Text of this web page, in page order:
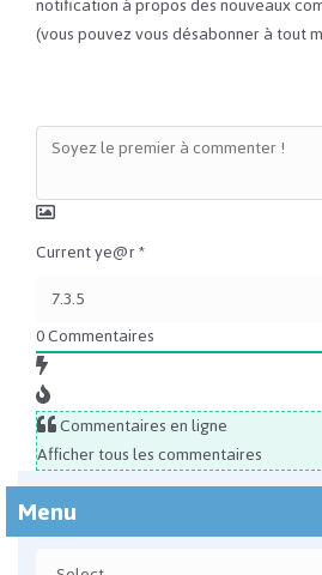
(vous pouvez vous désabonner à tout
Current ye@r*
0Commentaires
Commentaires en ligne
Afficher tous les commentaires
Menu